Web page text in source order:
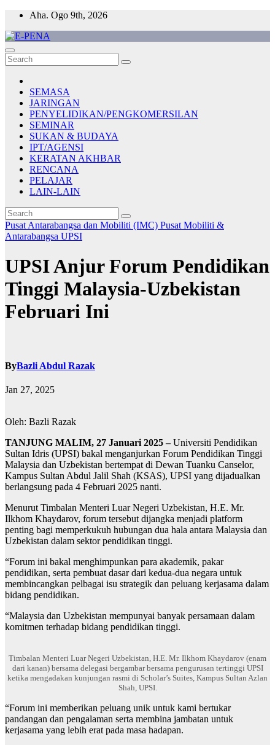
Skip
content
Aha. Ogo 9th, 2026
E-PENA
Berita Digital Terkini
SEMASA
JARINGAN
PENYELIDIKAN/PENGKOMERSILAN
SEMINAR
SUKAN & BUDAYA
IPT/AGENSI
KERATAN AKHBAR
RENCANA
PELAJAR
LAIN-LAIN
Pusat Antarabangsa dan Mobiliti (IMC) Pusat Mobiliti &
Antarabangsa UPSI
UPSI Anjur Forum Pendidikan
Tinggi Malaysia-Uzbekistan
Februari Ini
ByBazli Abdul Razak
Jan 27, 2025
Oleh: Bazli Razak
TANJUNG MALIM, 27 Januari 2025 –Universiti Pendidikan
Sultan Idris (UPSI) bakal menganjurkan Forum Pendidikan Tinggi
Malaysia dan Uzbekistan bertempat di Dewan Tuanku Canselor,
Kampus Sultan Abdul Jalil Shah (KSAS), UPSI yang dijadualkan
berlangsung pada 4 Februari 2025 nanti.
Menurut Timbalan Menteri Luar Negeri Uzbekistan, H.E. Mr.
Ilkhom Khaydarov, forum tersebut dijangka menjadi platform
penting bagi memperkukuh hubungan dua hala antara Malaysia dan
Uzbekistan dalam sektor pendidikan tinggi.
“Forum ini bakal menghimpunkan para akademik, pakar
pendidikan, serta pembuat dasar dari kedua-dua negara untuk
membincangkan pelbagai isu strategik dan peluang kerjasama dalam
bidang pendidikan.
“Malaysia dan Uzbekistan mempunyai banyak persamaan dalam
komitmen terhadap bidang pendidikan tinggi.
Timbalan Menteri Luar Negeri Uzbekistan, H.E. Mr. Ilkhom Khaydarov (enam
dari kanan) bersama delegasi bergambar bersama pengurusan tertinggi UPSI
ketika mengadakan kunjungan rasmi di Scholar’s Suites, Kampus Sultan Azlan
Shah, UPSI.
“Forum ini memberikan peluang unik untuk kami bertukar
pandangan dan pengalaman serta membina jambatan untuk
kerjasama yang lebih erat pada masa hadapan.